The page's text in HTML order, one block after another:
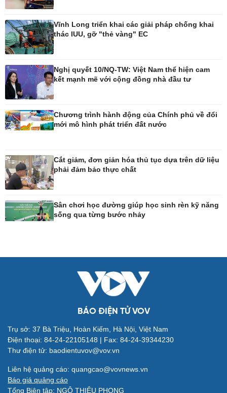
eSports
Hậu trường
Ô tô - Xe máy
Xe máy
Tư vấn
Doanh nghiệp 24h
Doanh nhân
Công nghệ
Sành điệu
Tin Công nghệ
Dinh dưỡng - món ngon
Cây thuốc
Làm đẹp - giảm cân
Ăn sạch sống khỏe
Đời sống
Nhà đẹp
Blog
Văn hóa
Âm nhạc
Vĩnh Long triển khai các giải pháp chống khai
thác IUU, gỡ "thẻ vàng" EC
Nghị quyết 10/NQ-TW: Việt Nam thể hiện cam
kết mạnh mẽ với cộng đồng nhà đầu tư
Chương trình hành động của Chính phủ về đổi
mới mô hình phát triển đất nước
Cắt giảm, đơn giản hóa thủ tục dựa trên dữ liệu
phải đảm bảo thực chất
Sân chơi học đường giúp học sinh rèn kỹ năng
sống qua từng bước nhảy
BÁO ĐIỆN TỬ VOV
Trụ sở: 37 Bà Triệu, Hoàn Kiếm, Hà Nội, Việt Nam
Điện thoại: 84-24-22105148 | Fax: 84-24-39344230
Thư điện tử: baodientuvov@vov.vn
Liên hệ quảng cáo: quangcao@vovnews.vn
Báo giá quảng cáo
Tổng Biên tập: NGÔ THIỆU PHONG